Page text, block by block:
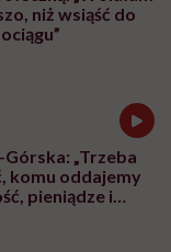
niż wsiąść do
„Trzeba
komu oddajemy
pieniądze i